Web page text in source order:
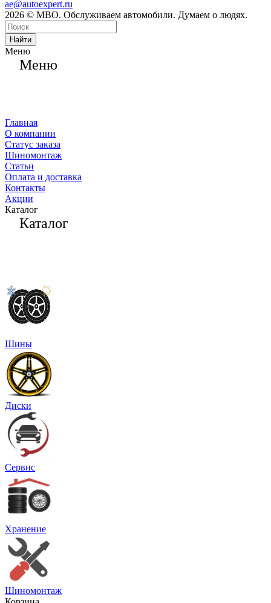
ae@autoexpert.ru
2026 © МВО. Обслуживаем автомобили. Думаем о людях.
Найти
Меню
Меню
Главная
О компании
Статус заказа
Шиномонтаж
Статьи
Оплата и доставка
Контакты
Акции
Каталог
Каталог
Шины
Диски
Сервис
Хранение
Шиномонтаж